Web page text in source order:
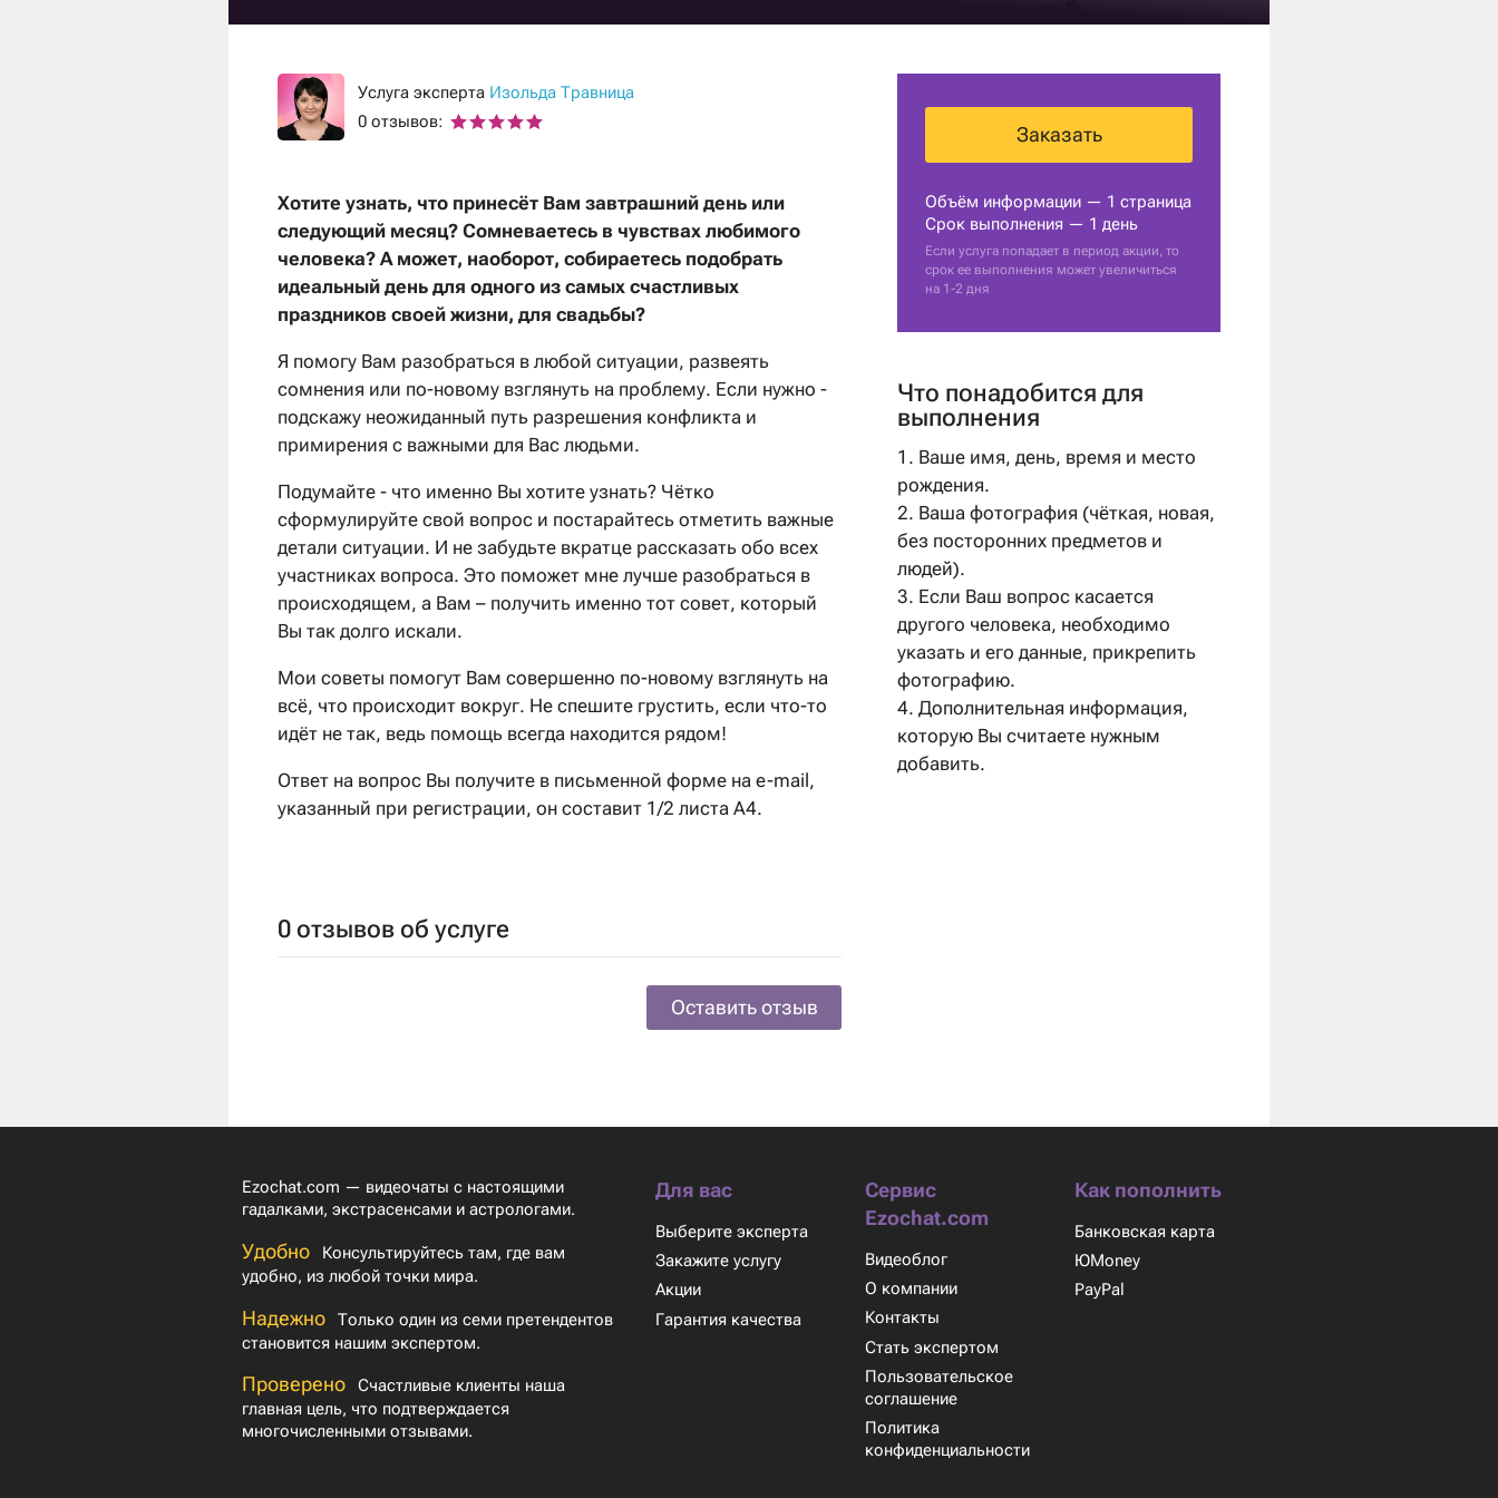
Гадание на отношения
Гадание на ситуацию
Услуга эксперта Изольда Травница
0 отзывов:
Хотите узнать, что принесёт Вам завтрашний день или
следующий месяц? Сомневаетесь в чувствах любимого
человека? А может, наоборот, собираетесь подобрать
идеальный день для одного из самых счастливых
праздников своей жизни, для свадьбы?
Я помогу Вам разобраться в любой ситуации, развеять
сомнения или по-новому взглянуть на проблему. Если нужно -
подскажу неожиданный путь разрешения конфликта и
примирения с важными для Вас людьми.
Подумайте - что именно Вы хотите узнать? Чётко
сформулируйте свой вопрос и постарайтесь отметить важные
детали ситуации. И не забудьте вкратце рассказать обо всех
участниках вопроса. Это поможет мне лучше разобраться в
происходящем, а Вам – получить именно тот совет, который
Вы так долго искали.
Мои советы помогут Вам совершенно по-новому взглянуть на
всё, что происходит вокруг. Не спешите грустить, если что-то
идёт не так, ведь помощь всегда находится рядом!
Ответ на вопрос Вы получите в письменной форме на e-mail,
указанный при регистрации, он составит 1/2 листа А4.
0 отзывов об услуге
Оставить отзыв
Заказать
Объём информации — 1 страница
Срок выполнения — 1 день
Если услуга попадает в период акции, то
срок ее выполнения может увеличиться
на 1-2 дня
Что понадобится для
выполнения
1. Ваше имя, день, время и место
рождения.
2. Ваша фотография (чёткая, новая,
без посторонних предметов и
людей).
3. Если Ваш вопрос касается
другого человека, необходимо
указать и его данные, прикрепить
фотографию.
4. Дополнительная информация,
которую Вы считаете нужным
добавить.
Ezochat.com — видеочаты с настоящими
гадалками, экстрасенсами и астрологами.
Удобно
Консультируйтесь там, где вам
удобно, из любой точки мира.
Надежно
Только один из семи претендентов
становится нашим экспертом.
Проверено
Счастливые клиенты наша
главная цель, что подтверждается
многочисленными отзывами.
Для вас
Выберите эксперта
Закажите услугу
Акции
Гарантия качества
Сервис
Ezochat.com
Видеоблог
О компании
Контакты
Стать экспертом
Пользовательское
соглашение
Политика
конфиденциальности
Как пополнить
Банковская карта
ЮMoney
PayPal